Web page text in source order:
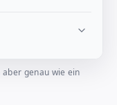
genau wie ein